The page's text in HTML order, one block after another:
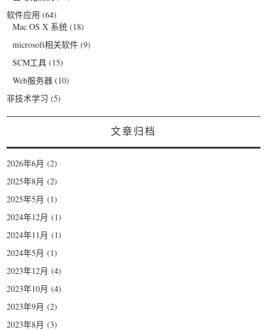
软件应用 (64)
Mac OS X 系统 (18)
microsoft相关软件 (9)
SCM工具 (15)
Web服务器 (10)
非技术学习 (5)
文章归档
2026年6月 (2)
2025年8月 (2)
2025年5月 (1)
2024年12月 (1)
2024年11月 (1)
2024年5月 (1)
2023年12月 (4)
2023年10月 (4)
2023年9月 (2)
2023年8月 (3)